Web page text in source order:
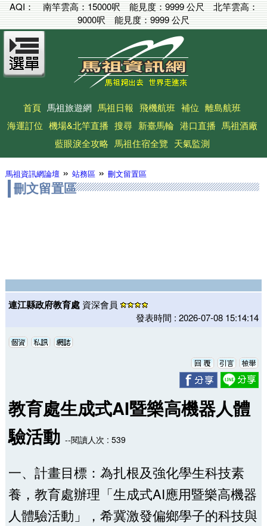
AQI： 南竿雲高：15000呎能見度：9999 公尺北竿雲高：
9000呎能見度：9999 公尺
首頁 馬祖旅遊網 馬祖日報 飛機航班 補位 離島航班
海運訂位 機場&北竿直播 搜尋 新臺馬輪 港口直播 馬祖酒廠
藍眼淚全攻略 馬祖住宿全覽 天氣監測
馬祖資訊網論壇» 站務區» 刪文留置區
刪文留置區
連江縣政府教育處 資深會員
發表時間 : 2026-07-08 15:14:14
教育處生成式AI暨樂高機器人體
驗活動 --閱讀人次 : 539
一、計畫目標：為扎根及強化學生科技素
養，教育處辦理「生成式AI應用暨樂高機器
人體驗活動」，希冀激發偏鄉學子的科技與